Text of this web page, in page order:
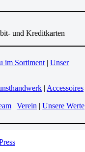
und Kreditkarten
im Sortiment| Unser
| Accessoires
| Verein | Unsere Werte